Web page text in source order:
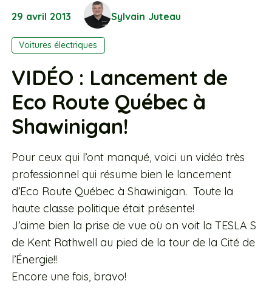
29 avril 2013 Sylvain Juteau
Voitures électriques
VIDÉO : Lancement de
Eco Route Québec à
Shawinigan!
Pour ceux qui l’ont manqué, voici un vidéo très
professionnel qui résume bien le lancement
d’Eco Route Québec à Shawinigan. Toute la
haute classe politique était présente!
J’aime bien la prise de vue où on voit la TESLA S
de Kent Rathwell au pied de la tour de la Cité de
l’Énergie!!
Encore une fois, bravo!